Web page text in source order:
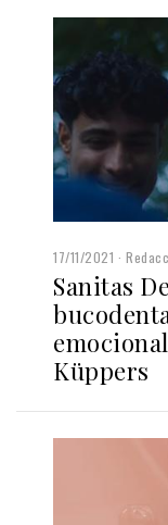
17/11/2021
Sanitas
Küppers